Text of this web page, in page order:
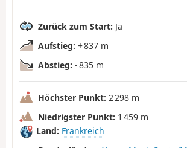
Zurück zum Start: Ja
Aufstieg: + 837 m
Abstieg: - 835 m
Höchster Punkt: 2 298 m
Niedrigster Punkt: 1 459 m
Land: Frankreich